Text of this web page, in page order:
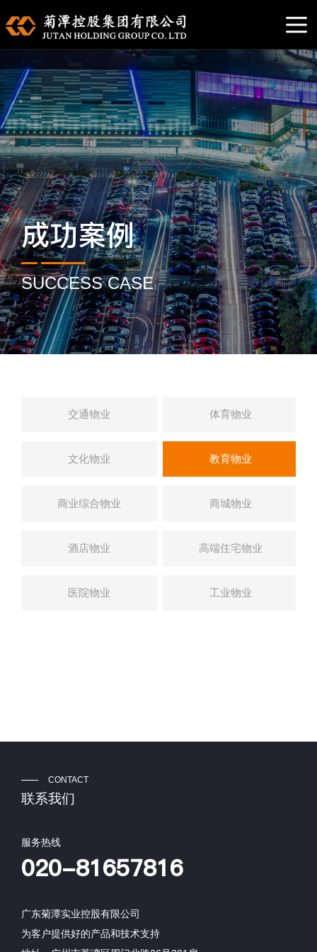
成功案例
SUCCESS CASE
交通物业 体育物业
文化物业 教育物业
商业综合物业 商城物业
酒店物业 高端住宅物业
医院物业 工业物业
CONTACT
联系我们
服务热线
020-81657816
广东菊潭实业控股有限公司
为客户提供好的产品和技术支持